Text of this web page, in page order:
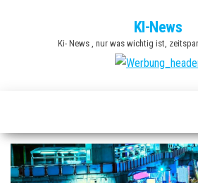
KI-News
Ki- News , nur was wichtig ist,